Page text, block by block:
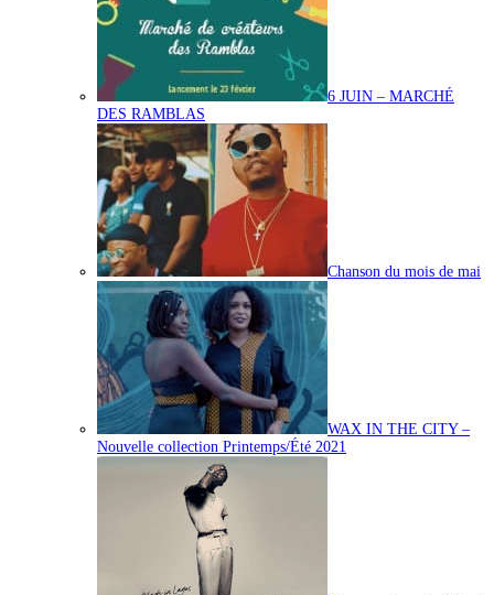
6 JUIN – MARCHÉ
DES RAMBLAS
Chanson du mois de mai
WAX IN THE CITY –
Nouvelle collection Printemps/Été 2021